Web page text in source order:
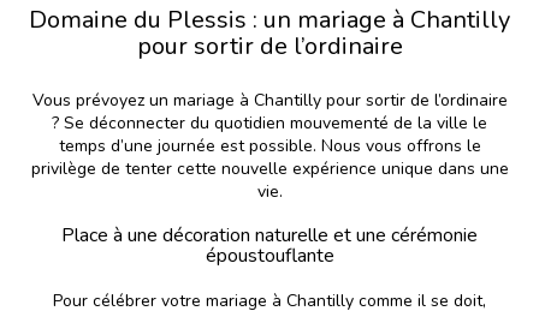
Domaine du Plessis : un mariage à Chantilly
pour sortir de l’ordinaire
Vous prévoyez un mariage à Chantilly pour sortir de l’ordinaire
? Se déconnecter du quotidien mouvementé de la ville le
temps d’une journée est possible. Nous vous offrons le
privilège de tenter cette nouvelle expérience unique dans une
vie.
Place à une décoration naturelle et une cérémonie
époustouflante
Pour célébrer votre mariage à Chantilly comme il se doit,